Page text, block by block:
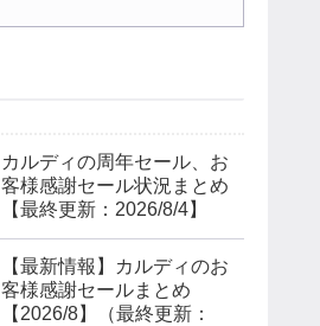
カルディの周年セール、お
客様感謝セール状況まとめ
【最終更新：2026/8/4】
【最新情報】カルディのお
客様感謝セールまとめ
【2026/8】（最終更新：